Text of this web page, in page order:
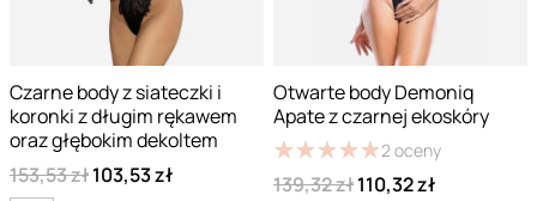
Czarne body z siateczki i
koronki z długim rękawem
oraz głębokim dekoltem
153,53 zł103,53 zł
Otwarte body Demoniq
Apate z czarnej ekoskóry
★★★★★
★★★★★2 oceny
139,32 zł110,32 zł